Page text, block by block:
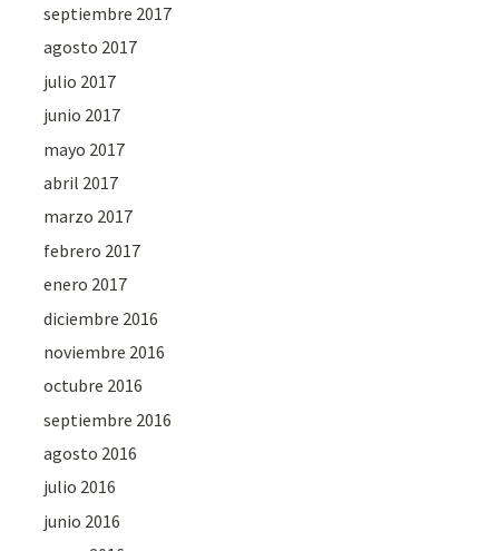
septiembre 2017
agosto 2017
julio 2017
junio 2017
mayo 2017
abril 2017
marzo 2017
febrero 2017
enero 2017
diciembre 2016
noviembre 2016
octubre 2016
septiembre 2016
agosto 2016
julio 2016
junio 2016